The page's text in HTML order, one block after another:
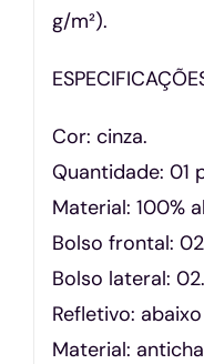
g/m²).
Cor: cinza.
Quantidade: 01
Material: 100%
Bolso frontal:
Bolso lateral: 02.
Refletivo:
Material: